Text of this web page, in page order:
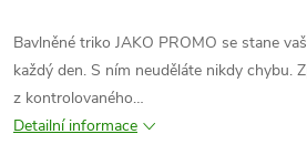
Bavlněné triko JAKO PROMO se stane
každý den. S ním neuděláte nikdy chybu.
z kontrolovaného…
Detailní informace